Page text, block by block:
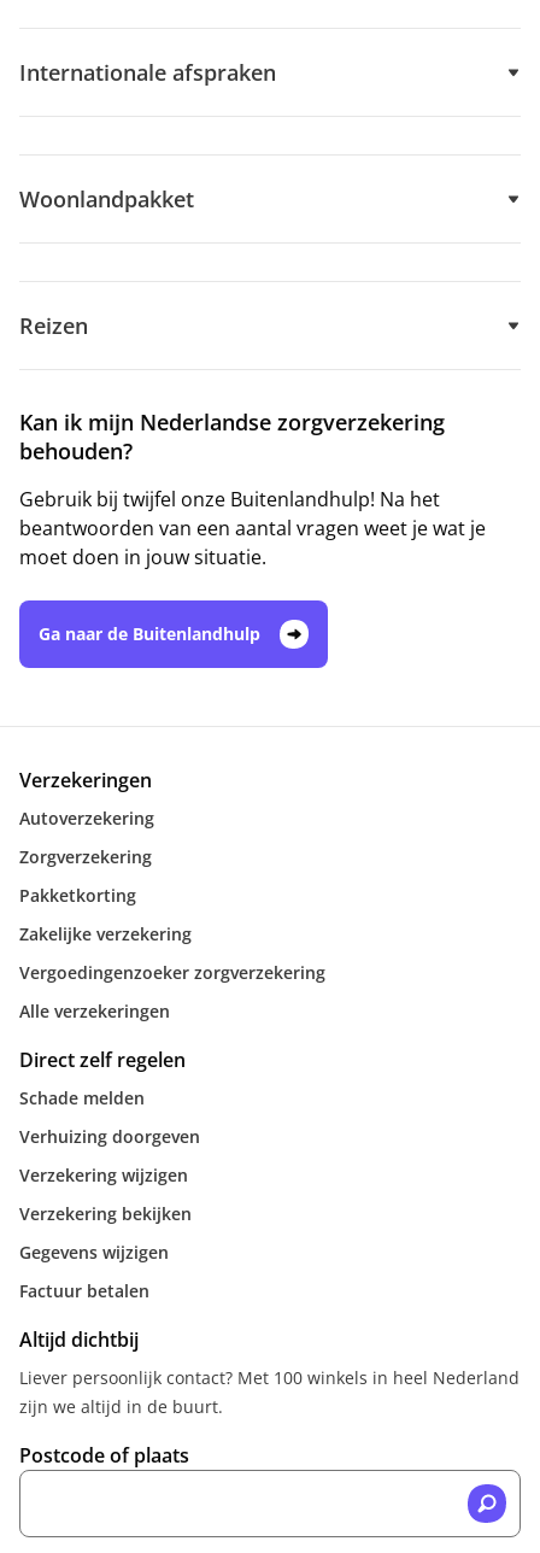
Internationale afspraken
Woonlandpakket
Reizen
Kan ik mijn Nederlandse zorgverzekering
behouden?
Gebruik bij twijfel onze Buitenlandhulp! Na het
beantwoorden van een aantal vragen weet je wat je
moet doen in jouw situatie.
Ga naar de Buitenlandhulp
Verzekeringen
Autoverzekering
Zorgverzekering
Pakketkorting
Zakelijke verzekering
Vergoedingenzoeker zorgverzekering
Alle verzekeringen
Direct zelf regelen
Schade melden
Verhuizing doorgeven
Verzekering wijzigen
Verzekering bekijken
Gegevens wijzigen
Factuur betalen
Altijd dichtbij
Liever persoonlijk contact? Met 100 winkels in heel Nederland
zijn we altijd in de buurt.
Postcode of plaats